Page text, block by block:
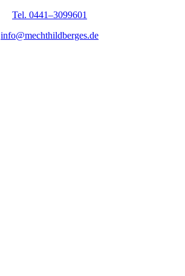
Tel. 0441–3099601
info@mechthildberges.de